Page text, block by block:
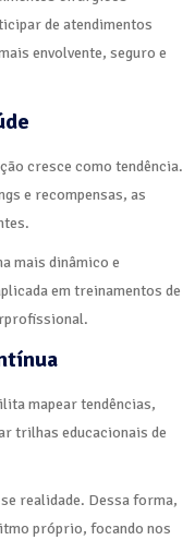
de atendimentos
envolvente, seguro e
cresce como tendência.
e recompensas, as
mais dinâmico e
em treinamentos de
mapear tendências,
trilhas educacionais de
realidade. Dessa forma,
próprio, focando nos